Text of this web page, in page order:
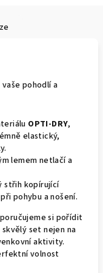
pohodlí a
OPTI-DRY,
elastický,
lemem netlačí a
střih kopírující
pohybu a nošení.
si pořídit
skvělý set nejen na
aktivity.
volnost